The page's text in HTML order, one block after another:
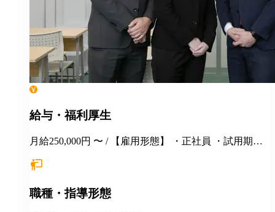
給与・福利厚生
月給250,000円 〜 / 【雇用形態】 ・正社員 ・試用期間6
経験・年齢等を考慮し、決定いたします。面接時にぜ
400万円（賞与、各種手当込み） ※上記は固定残業代
職種・指導形態